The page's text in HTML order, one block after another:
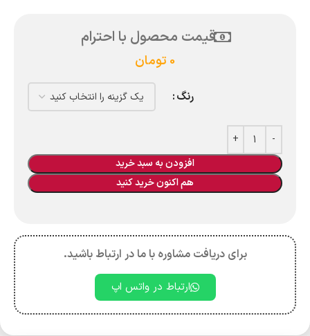
قیمت محصول با احترام
0 تومان
رنگ
افزودن به سبد خرید
هم اکنون خرید کنید
برای دریافت مشاوره با ما در ارتباط باشید.
ارتباط در واتس اپ